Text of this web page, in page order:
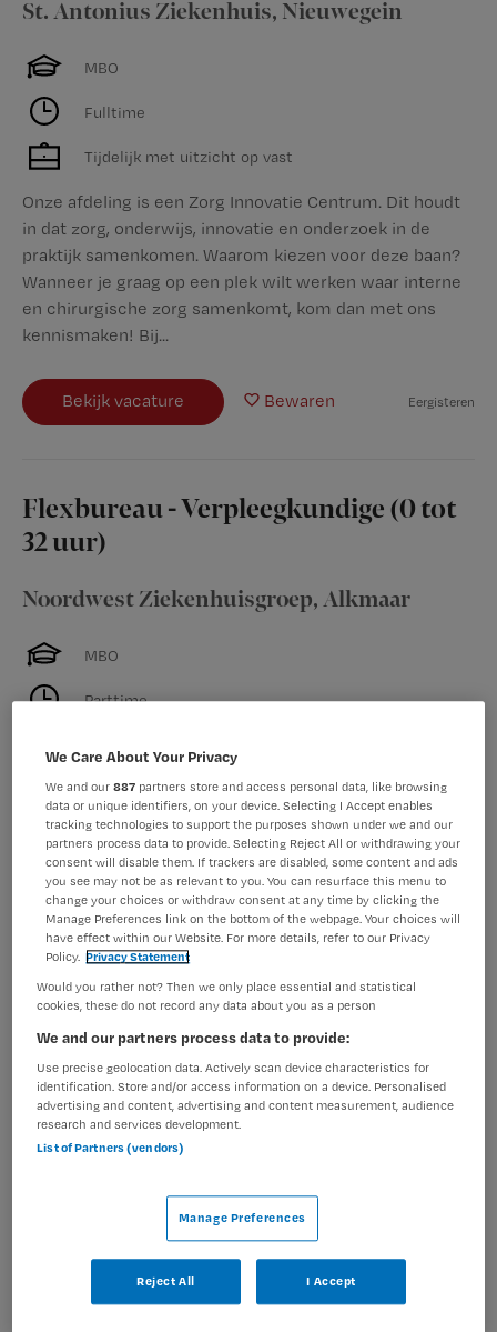
St. Antonius Ziekenhuis, Nieuwegein
MBO
Fulltime
Tijdelijk met uitzicht op vast
Onze afdeling is een Zorg Innovatie Centrum. Dit houdt
in dat zorg, onderwijs, innovatie en onderzoek in de
praktijk samenkomen. Waarom kiezen voor deze baan?
Wanneer je graag op een plek wilt werken waar interne
en chirurgische zorg samenkomt, kom dan met ons
kennismaken! Bij...
Bekijk vacature Bewaren Eergisteren
Flexbureau - Verpleegkundige (0 tot
32 uur)
Noordwest Ziekenhuisgroep, Alkmaar
MBO
Parttime
Ben je op zoek naar een baan in een dynamische
organisatie? Staat flexibiliteit voor jou hoog in het
vaandel? Ligt jouw hart in de verpleging? Dan is dit wat
voor jou! Het Flexbureau van Noordwest
Ziekenhuisgroep is voor locatie Alkmaar en Den Helder
op zoek naar een nieuwe...
Bekijk vacature Bewaren Eergisteren
Verpleegkundige Noordwest
Noordwest Ziekenhuisgroep
Vaste aanstelling
We Care About Your Privacy
We and our887 partners store and access personal data, like browsing
data or unique identifiers, on your device. Selecting I Accept enables
tracking technologies to support the purposes shown under we and our
partners process data to provide. Selecting Reject All or withdrawing your
consent will disable them. If trackers are disabled, some content and ads
you see may not be as relevant to you. You can resurface this menu to
change your choices or withdraw consent at any time by clicking the
Manage Preferences link on the bottom of the webpage. Your choices will
have effect within our Website. For more details, refer to our Privacy
Policy. Privacy Statement
Would you rather not? Then we only place essential and statistical
cookies, these do not record any data about you as a person
We and our partners process data to provide:
Use precise geolocation data. Actively scan device characteristics for
identification. Store and/or access information on a device. Personalised
advertising and content, advertising and content measurement, audience
research and services development.
List of Partners (vendors)
Manage Preferences
Reject All I Accept